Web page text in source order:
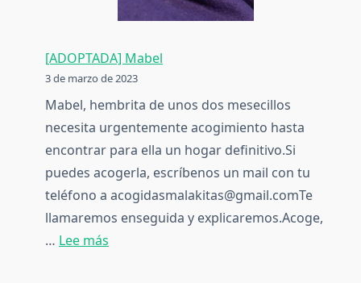
[ADOPTADA] Mabel
3 de marzo de 2023
Mabel, hembrita de unos dos mesecillos
necesita urgentemente acogimiento hasta
encontrar para ella un hogar definitivo.Si
puedes acogerla, escríbenos un mail con tu
teléfono a acogidasmalakitas@gmail.comTe
llamaremos enseguida y explicaremos.Acoge,
… Lee más